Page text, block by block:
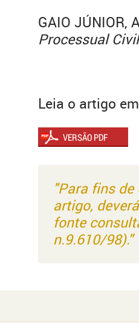
GAIO JÚNIOR,
Processual Civil
Leia o artigo
"Para fins
artigo,
fonte
n.9.610/98)."